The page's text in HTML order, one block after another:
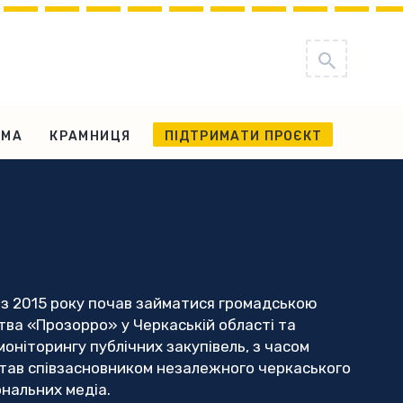
КРАМНИЦЯ ПІДТРИМАТИ ПРОЄКТ
2015 року почав займатися громадською
«Прозорро» у Черкаській області та
публічних закупівель, з часом
співзасновником незалежного черкаського
медіа.